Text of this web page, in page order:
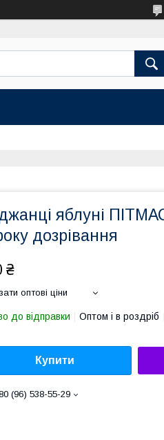
яблуні
дозрівання
₴
оптові ціни
до відправки Оптом і в роздріб
Купити
(96) 538-55-29